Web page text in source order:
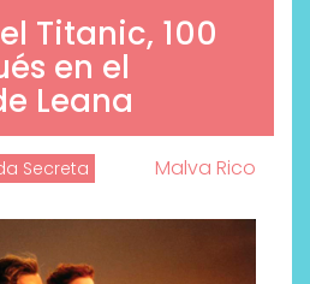
Titanic, 100
en el
Leana
Secreta Malva Rico